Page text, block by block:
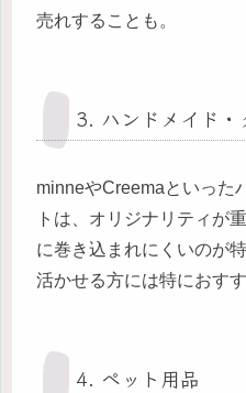
売れすることも。
3. ハンドメイド・
minneやCreemaといった
トは、オリジナリティが
に巻き込まれにくいのが
活かせる方には特におすす
4. ペット用品